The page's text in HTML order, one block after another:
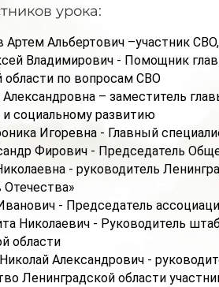
урока:
Артем Альбертович –участник
Владимирович - Помощник
области по вопросам СВО
– заместитель
и социальному развитию
Игоревна - Главный
Фирович - Председатель
- руководитель
- Председатель
Николаевич - Руководитель
области
Александрович -
Ленинградской области